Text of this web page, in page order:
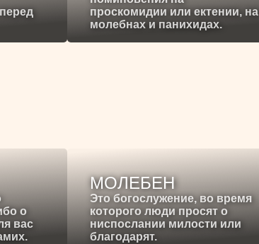
проскомидии или ектении, на
молебнах и панихидах.
о
вас
МОЛЕБЕН
Это богослужение, во время
которого люди просят о
ниспослании милости или
благодарят.